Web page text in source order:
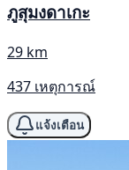
ภูสุมงดาเกะ
29 km
437 เหตุการณ์
แจ้งเตือน